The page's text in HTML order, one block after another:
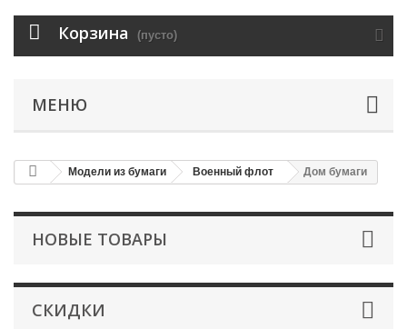
Корзина (пусто)
МЕНЮ
Модели из бумаги Военный флот Дом бумаги
НОВЫЕ ТОВАРЫ
СКИДКИ